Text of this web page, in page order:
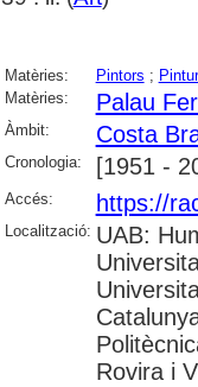
Matèries: Pintors ;
Matèries:
Palau
Àmbit: Costa
Cronologia: [1951 -
Accés: https://
Localització: UAB:
Rovira i